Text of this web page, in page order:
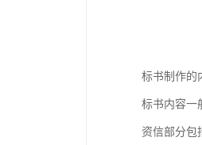
标书制作的
标书内容一
资信部分包